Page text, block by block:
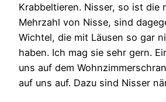
Krabbeltieren. Nisser, so ist die
Mehrzahl von Nisse, sind
Wichtel, die mit Läusen so gar
haben. Ich mag sie sehr gern.
uns auf dem
auf uns auf. Dazu sind Nisser